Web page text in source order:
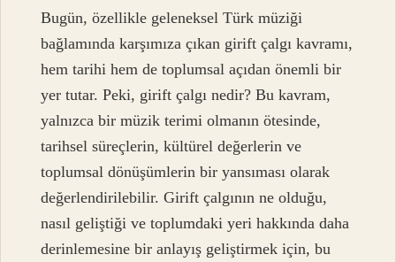
Bugün, özellikle geleneksel Türk müziği
bağlamında karşımıza çıkan girift çalgı kavramı,
hem tarihi hem de toplumsal açıdan önemli bir
yer tutar. Peki, girift çalgı nedir? Bu kavram,
yalnızca bir müzik terimi olmanın ötesinde,
tarihsel süreçlerin, kültürel değerlerin ve
toplumsal dönüşümlerin bir yansıması olarak
değerlendirilebilir. Girift çalgının ne olduğu,
nasıl geliştiği ve toplumdaki yeri hakkında daha
derinlemesine bir anlayış geliştirmek için, bu